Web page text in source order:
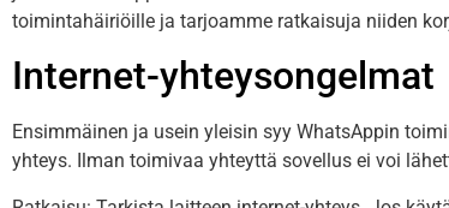
toimintahäiriöille ja tarjoamme ratkaisuja niiden
Internet-yhteysongelmat
Ensimmäinen ja usein yleisin syy WhatsAppin
yhteys. Ilman toimivaa yhteyttä sovellus ei voi